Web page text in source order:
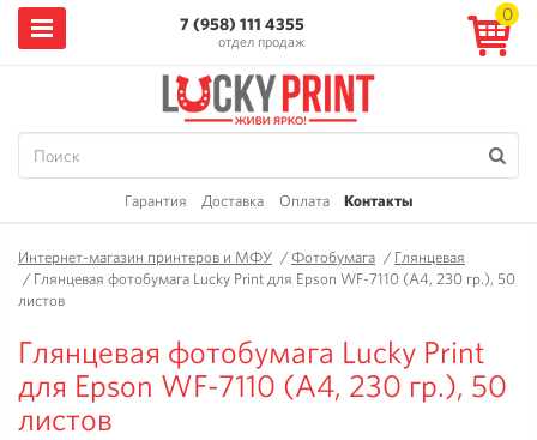
7 (958) 111 4355
отдел продаж
0
Гарантия Доставка Оплата Контакты
Интернет-магазин принтеров и МФУ /Фотобумага /Глянцевая
/Глянцевая фотобумага Lucky Print для Epson WF-7110 (А4, 230 гр.), 50
листов
Глянцевая фотобумага Lucky Print
для Epson WF-7110 (А4, 230 гр.), 50
листов